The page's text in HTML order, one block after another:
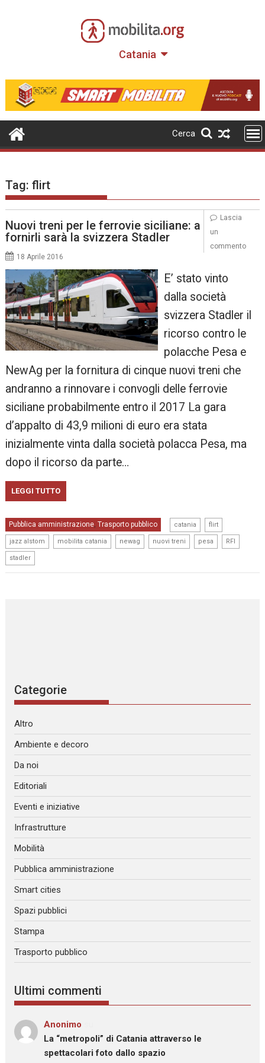
Catania
Cerca
Tag:flirt
Nuovi treni per le ferrovie siciliane: a
fornirli sarà la svizzera Stadler
18 Aprile 2016
E’ stato vinto
dalla società
svizzera Stadler il
ricorso contro le
polacche Pesa e
NewAg per la fornitura di cinque nuovi treni che
andranno a rinnovare i convogli delle ferrovie
siciliane probabilmente entro il 2017 La gara
d’appalto di 43,9 milioni di euro era stata
inizialmente vinta dalla società polacca Pesa, ma
dopo il ricorso da parte…
LEGGI TUTTO
Pubblica amministrazione, Trasporto pubblico catania flirt
jazz alstom mobilita catania newag nuovi treni pesa RFI
stadler
Lascia
un
commento
Categorie
Altro
Ambiente e decoro
Da noi
Editoriali
Eventi e iniziative
Infrastrutture
Mobilità
Pubblica amministrazione
Smart cities
Spazi pubblici
Stampa
Trasporto pubblico
Ultimi commenti
Anonimo
La “metropoli” di Catania attraverso le
spettacolari foto dallo spazio